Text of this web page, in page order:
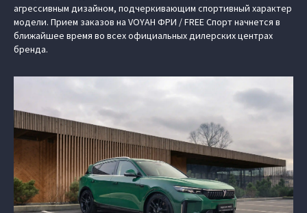
агрессивным дизайном, подчеркивающим спортивный характер
модели. Прием заказов на VOYAH ФРИ / FREE Спорт начнется в
ближайшее время во всех официальных дилерских центрах
бренда.